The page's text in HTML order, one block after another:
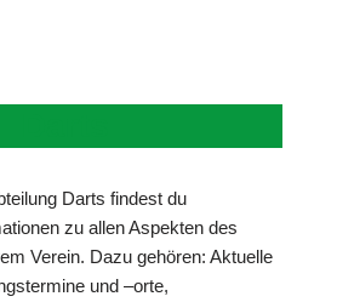
Darts findest du
zu allen Aspekten des
Verein. Dazu gehören: Aktuelle
und –orte,